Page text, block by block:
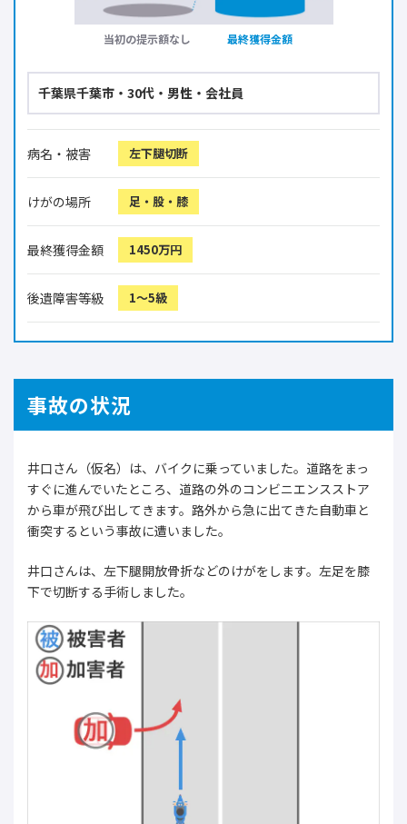
当初の提示額なし 最終獲得金額
千葉県千葉市・30代・男性・会社員
病名・被害 左下腿切断
けがの場所 足・股・膝
最終獲得金額 1450万円
後遺障害等級 1～5級
事故の状況
井口さん（仮名）は、バイクに乗っていました。道路をまっ
すぐに進んでいたところ、道路の外のコンビニエンスストア
から車が飛び出してきます。路外から急に出てきた自動車と
衝突するという事故に遭いました。
井口さんは、左下腿開放骨折などのけがをします。左足を膝
下で切断する手術しました。